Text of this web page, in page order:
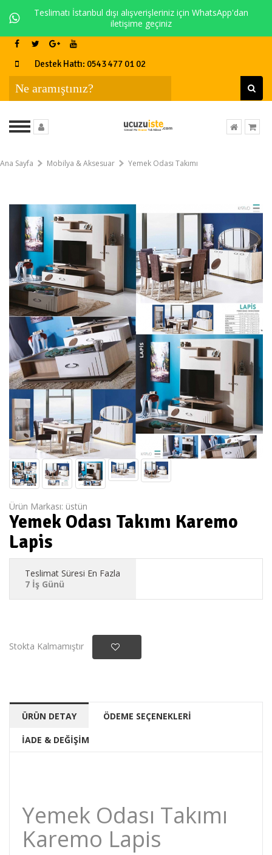
Teslimatı İstanbul dışı alışverişleriniz için WhatsApp'dan
iletişime geçiniz
Destek Hattı: 0543 477 01 02
Ana Sayfa Mobilya & Aksesuar Yemek Odası Takımı
Ürün Markası: üstün
Yemek Odası Takımı Karemo
Lapis
Teslimat Süresi En Fazla
7 İş Günü
Stokta Kalmamıştır
ÜRÜN DETAY ÖDEME SEÇENEKLERİ
İADE & DEĞİŞİM
Yemek Odası Takımı
Karemo Lapis